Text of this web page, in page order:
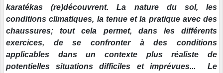
karatékas (re)découvrent. La nature du sol, les
conditions climatiques, la tenue et la pratique avec des
chaussures; tout cela permet, dans les différents
exercices, de se confronter à des conditions
applicables dans un contexte plus réaliste de
potentielles situations difficiles et imprévues... Le